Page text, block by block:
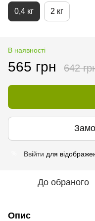
0,4 кг 2 кг
В наявності
565 грн 642
Ввійти для
До обраного
Опис